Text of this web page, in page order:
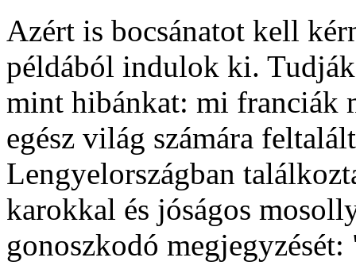
Azért is bocsánatot kell
példából indulok ki.
mint hibánkat: mi franciák
egész világ számára
Lengyelországban
karokkal és jóságos
gonoszkodó